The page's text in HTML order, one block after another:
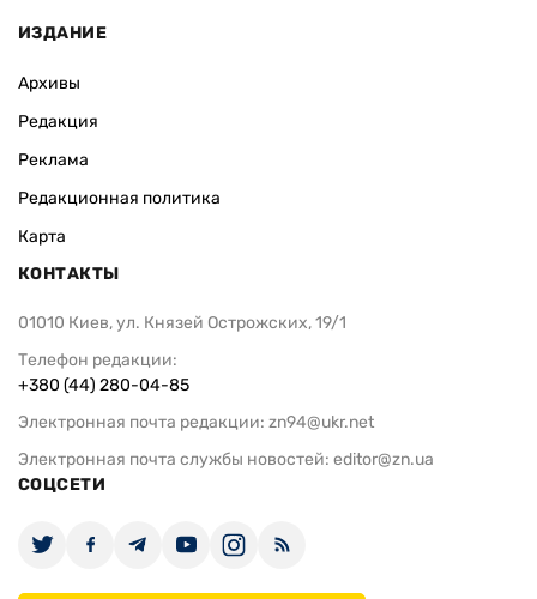
ИЗДАНИЕ
Архивы
Редакция
Реклама
Редакционная политика
Карта
КОНТАКТЫ
01010 Киев, ул. Князей Острожских, 19/1
Телефон редакции:
+380 (44) 280-04-85
Электронная почта редакции: zn94@ukr.net
Электронная почта службы новостей: editor@zn.ua
СОЦСЕТИ